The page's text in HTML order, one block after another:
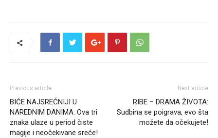
Previous article
BIĆE NAJSREĆNIJI U
NAREDNIM DANIMA: Ova tri
znaka ulaze u period čiste
magije i neočekivane sreće!
Next article
RIBE – DRAMA ŽIVOTA:
Sudbina se poigrava, evo šta
možete da očekujete!